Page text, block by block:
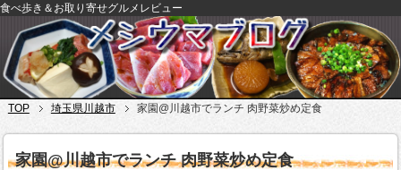
食べ歩き＆お取り寄せグルメレビュー
TOP 埼玉県川越市 家園@川越市でランチ 肉野菜炒め定食
家園@川越市でランチ 肉野菜炒め定食